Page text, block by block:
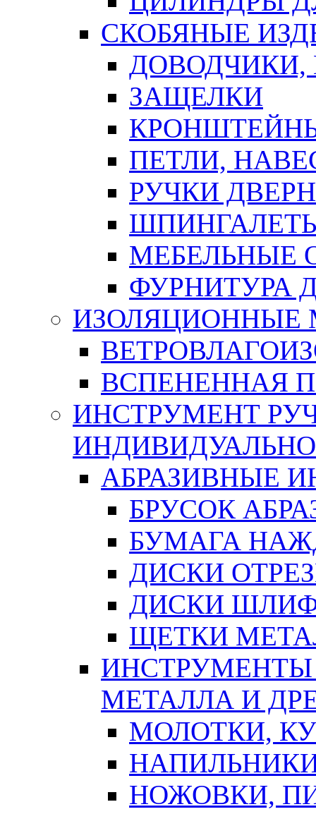
СКОБЯНЫЕ
ЗАЩЕЛКИ
ПЕТЛИ,
РУЧКИ
МЕБЕЛЬНЫЕ
ФУРНИТУРА
ИЗОЛЯЦИОННЫЕ
ВСПЕНЕННАЯ
ИНСТРУМЕНТ
АБРАЗИВНЫЕ
БРУСОК
БУМАГА
ДИСКИ
ДИСКИ
ЩЕТКИ
ИНСТРУМЕНТЫ
МЕТАЛЛА И
МОЛОТКИ,
НОЖОВКИ,